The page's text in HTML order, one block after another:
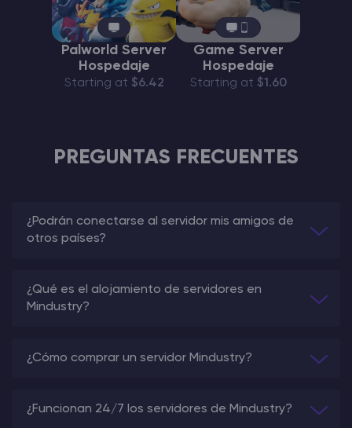
Palworld Server
Hospedaje
Starting at $6.42
Game Server
Hospedaje
Starting at $1.60
PREGUNTAS FRECUENTES
¿Podrán conectarse al servidor mis amigos de
otros países?
¿Qué es el alojamiento de servidores en
Mindustry?
¿Cómo comprar un servidor Mindustry?
¿Funcionan 24/7 los servidores de Mindustry?